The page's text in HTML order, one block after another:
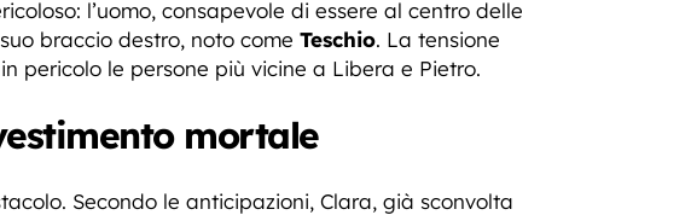
l’uomo, consapevole di essere al centro delle
braccio destro, noto come Teschio. La tensione
pericolo le persone più vicine a Libera e Pietro.
mortale
Secondo le anticipazioni, Clara, già sconvolta